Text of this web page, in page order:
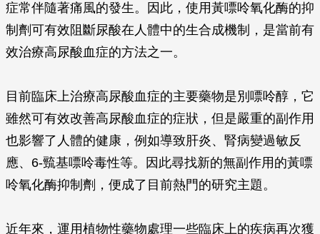
症常伴隨著痛風的發生。因此，使用黃嘌呤氧化酶的抑
制劑可有效阻斷尿酸在人體中的生合成機制，是當前有
效治療高尿酸血症的方法之一。
目前臨床上治療高尿酸血症的主要藥物是別嘌呤醇，它
雖然可有效改善高尿酸血症的症狀，但是嚴重的副作用
也影響了人體的健康，例如導致肝炎、腎病變過敏反
應、6-巰基嘌呤毒性等。因此尋找新的無副作用的黃嘌
呤氧化酶抑制劑，便成了目前熱門的研究主題。
近年來，運用植物性藥物處理一些臨床上的疾病再次獲